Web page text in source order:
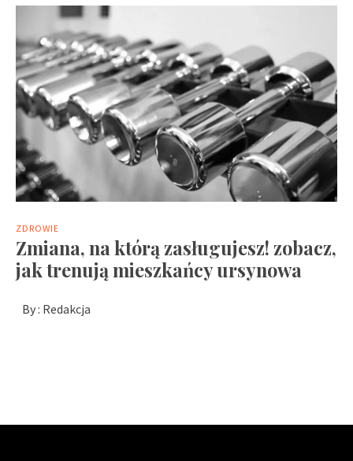
ZDROWIE
Zmiana, na którą zasługujesz! zobacz,
jak trenują mieszkańcy ursynowa
By : Redakcja